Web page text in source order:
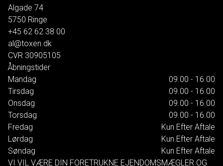
Algade 74
5750 Ringe
+45 62 62 38 00
al@toxen.dk
CVR 30905105
Åbningstider
Mandag
09.00 - 16.00
Tirsdag
09.00 - 16.00
Onsdag
09.00 - 16.00
Torsdag
09.00 - 16.00
Fredag
Kun Efter Aftale
Lørdag
Kun Efter Aftale
Søndag
Kun Efter Aftale
VI VIL VÆRE DIN FORETRUKNE EJENDOMSMÆGLER OG